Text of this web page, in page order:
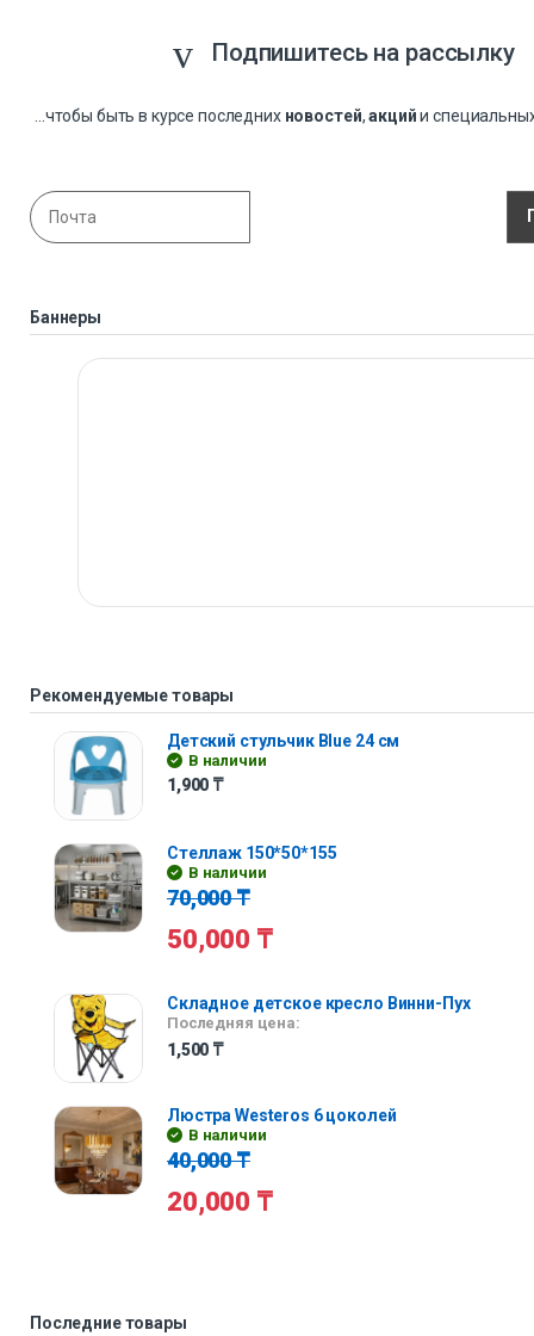
Подпишитесь на рассылку
...чтобы быть в курсе последних новостей,акцийи
Баннеры
Рекомендуемые товары
Детский стульчик Blue 24 см
В наличии
1,900 ₸
Стеллаж 150*50*155
В наличии
70,000₸
50,000 ₸
Складное детское кресло Винни-Пух
Последняя цена:
1,500 ₸
Люстра Westeros 6 цоколей
В наличии
40,000₸
20,000 ₸
Последние товары